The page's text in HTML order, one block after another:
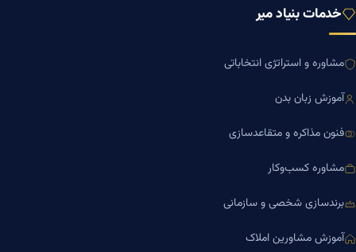
خدمات بنیاد میر
مشاوره و استراتژی انتخاباتی
آموزش زبان بدن
فنون مذاکره و متقاعدسازی
مشاوره کسب‌وکار
برندسازی شخصی و سازمانی
آموزش مشاورین املاک